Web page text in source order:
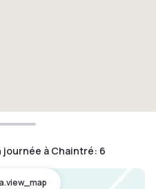
journée à Chaintré: 6